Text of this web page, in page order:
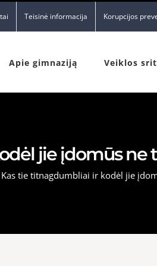
Teisinė informacija Korupcijos
Apie gimnaziją Veiklos
jie įdomūs
Kas tie titnagdumbliai ir kodėl jie